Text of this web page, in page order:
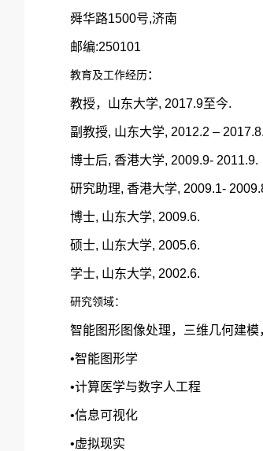
舜华路1500号,济南
邮编:250101
教育及工作经历：
教授，山东大学, 2017.9至今.
副教授, 山东大学, 2012.2 – 2017.8.
博士后, 香港大学, 2009.9- 2011.9.
研究助理, 香港大学, 2009.1-
博士, 山东大学, 2009.6.
硕士, 山东大学, 2005.6.
学士, 山东大学, 2002.6.
研究领域：
智能图形图像处理，三维几何建
•智能图形学
•计算医学与数字人工程
•信息可视化
•虚拟现实